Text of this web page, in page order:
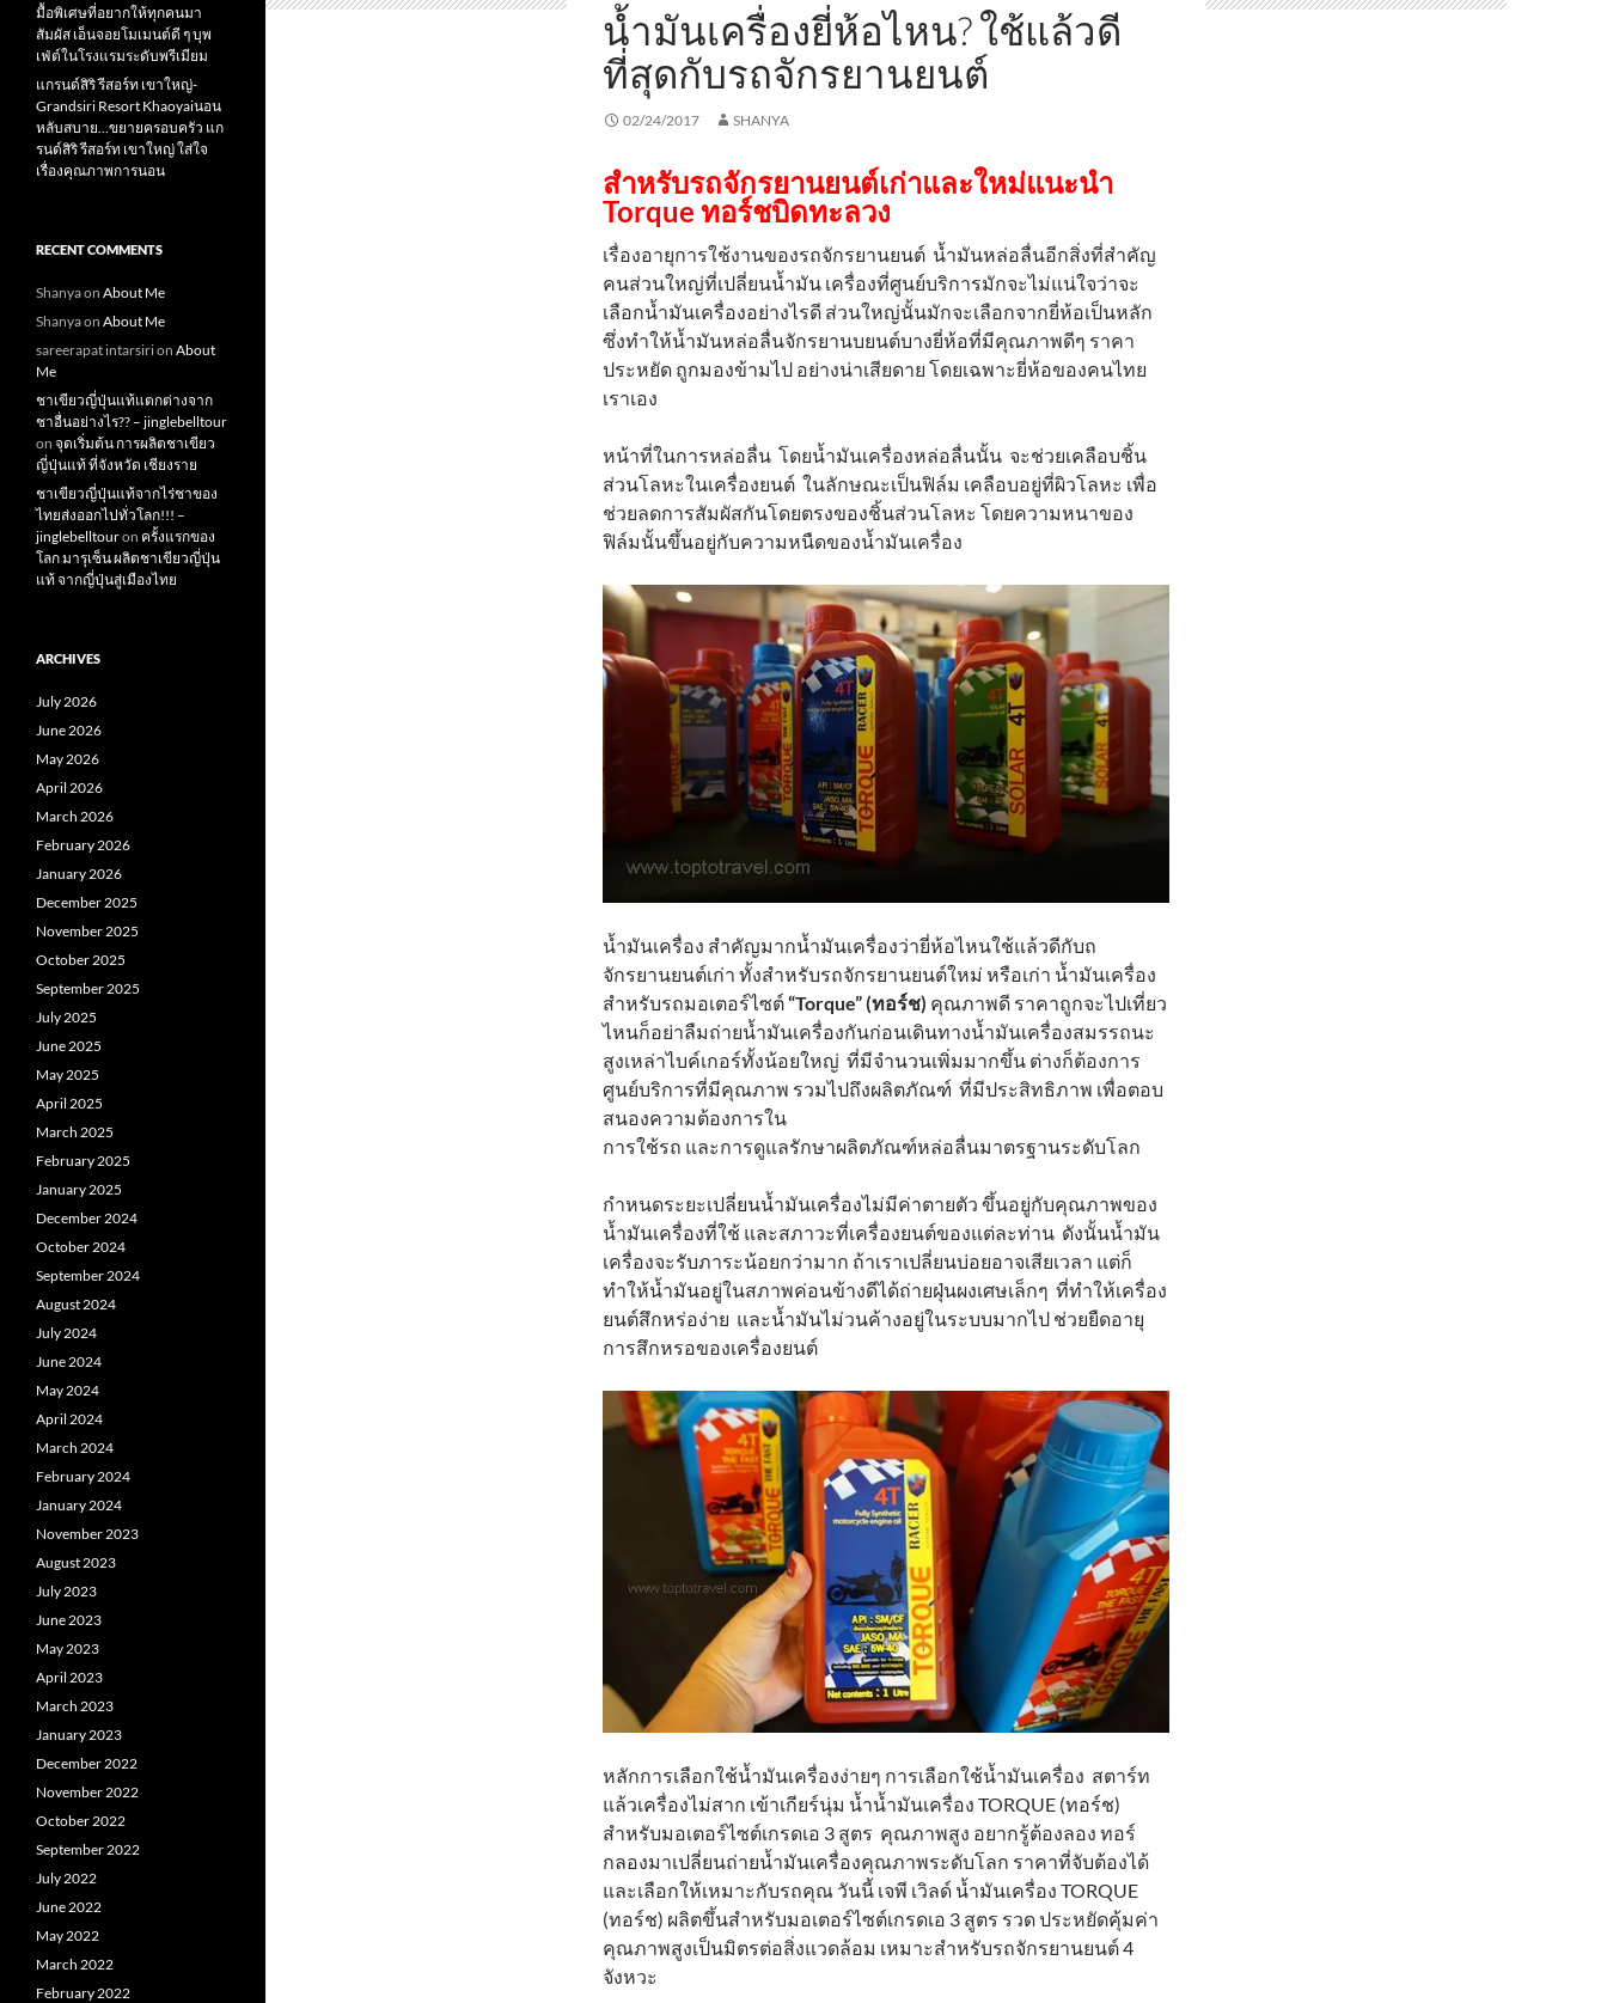
น้ำมันเครื่องยี่ห้อไหน? ใช้แล้วดี
ที่สุดกับรถจักรยานยนต์
02/24/2017 SHANYA
สำหรับรถจักรยานยนต์เก่าและใหม่แนะนำ
Torque ทอร์ชบิดทะลวง
เรื่องอายุการใช้งานของรถจักรยานยนต์ น้ำมันหล่อลื่นอีกสิ่งที่สำคัญ
คนส่วนใหญ่ที่เปลี่ยนน้ำมัน เครื่องที่ศูนย์บริการมักจะไม่แน่ใจว่าจะ
เลือกน้ำมันเครื่องอย่างไรดี ส่วนใหญ่นั้นมักจะเลือกจากยี่ห้อเป็นหลัก
ซึ่งทำให้น้ำมันหล่อลื่นจักรยานบยนต์บางยี่ห้อที่มีคุณภาพดีๆ ราคา
ประหยัด ถูกมองข้ามไป อย่างน่าเสียดาย โดยเฉพาะยี่ห้อของคนไทย
เราเอง
หน้าที่ในการหล่อลื่น โดยน้ำมันเครื่องหล่อลื่นนั้น จะช่วยเคลือบชิ้น
ส่วนโลหะในเครื่องยนต์ ในลักษณะเป็นฟิล์ม เคลือบอยู่ที่ผิวโลหะ เพื่อ
ช่วยลดการสัมผัสกันโดยตรงของชิ้นส่วนโลหะ โดยความหนาของ
ฟิล์มนั้นขึ้นอยู่กับความหนืดของน้ำมันเครื่อง
น้ำมันเครื่อง สำคัญมากน้ำมันเครื่องว่ายี่ห้อไหนใช้แล้วดีกับถ
จักรยานยนต์เก่า ทั้งสำหรับรถจักรยานยนต์ใหม่ หรือเก่า น้ำมันเครื่อง
สำหรับรถมอเตอร์ไซต์“Torque” (ทอร์ช) คุณภาพดี ราคาถูกจะไปเที่ยว
ไหนก็อย่าลืมถ่ายน้ำมันเครื่องกันก่อนเดินทางน้ำมันเครื่องสมรรถนะ
สูงเหล่าไบค์เกอร์ทั้งน้อยใหญ่ ที่มีจำนวนเพิ่มมากขึ้น ต่างก็ต้องการ
ศูนย์บริการที่มีคุณภาพ รวมไปถึงผลิตภัณฑ์ ที่มีประสิทธิภาพ เพื่อตอบ
สนองความต้องการใน
การใช้รถ และการดูแลรักษาผลิตภัณฑ์หล่อลื่นมาตรฐานระดับโลก
กำหนดระยะเปลี่ยนน้ำมันเครื่องไม่มีค่าตายตัว ขึ้นอยู่กับคุณภาพของ
น้ำมันเครื่องที่ใช้ และสภาวะที่เครื่องยนต์ของแต่ละท่าน ดังนั้นน้ำมัน
เครื่องจะรับภาระน้อยกว่ามาก ถ้าเราเปลี่ยนบ่อยอาจเสียเวลา แต่ก็
ทำให้น้ำมันอยู่ในสภาพค่อนข้างดีได้ถ่ายฝุ่นผงเศษเล็กๆ ที่ทำให้เครื่อง
ยนต์สึกหร่อง่าย และน้ำมันไม่วนค้างอยู่ในระบบมากไป ช่วยยืดอายุ
การสึกหรอของเครื่องยนต์
หลักการเลือกใช้น้ำมันเครื่องง่ายๆ การเลือกใช้น้ำมันเครื่อง สตาร์ท
แล้วเครื่องไม่สาก เข้าเกียร์นุ่ม น้ำน้ำมันเครื่อง TORQUE (ทอร์ช)
สำหรับมอเตอร์ไซต์เกรดเอ 3 สูตร คุณภาพสูง อยากรู้ต้องลอง ทอร์
กลองมาเปลี่ยนถ่ายน้ำมันเครื่องคุณภาพระดับโลก ราคาที่จับต้องได้
และเลือกให้เหมาะกับรถคุณ วันนี้ เจพี เวิลด์ น้ำมันเครื่อง TORQUE
(ทอร์ช) ผลิตขึ้นสำหรับมอเตอร์ไซต์เกรดเอ 3 สูตร รวด ประหยัดคุ้มค่า
คุณภาพสูงเป็นมิตรต่อสิ่งแวดล้อม เหมาะสำหรับรถจักรยานยนต์ 4
จังหวะ
มื้อพิเศษที่อยากให้ทุกคนมา
สัมผัส เอ็นจอยโมเมนต์ดี ๆ บุพ
เฟ่ต์ในโรงแรมระดับพรีเมียม
แกรนด์สิริ​ รีสอร์ท​ เขาใหญ่​-
Grandsiri​ Resort​ Khaoyaiนอน
หลับสบาย…ขยายครอบครัว แก
รนด์สิริ รีสอร์ท เขาใหญ่ ใส่ใจ
เรื่องคุณภาพการนอน
RECENT COMMENTS
Shanyaon About Me
Shanyaon About Me
sareerapat intarsirion About
Me
ชาเขียวญี่ปุ่นแท้แตกต่างจาก
ชาอื่นอย่างไร?? – jinglebelltour
on จุดเริ่มต้น การผลิตชาเขียว
ญี่ปุ่นแท้ ที่จังหวัด เชียงราย
ชาเขียวญี่ปุ่นแท้จากไร่ชาของ
ไทยส่งออกไปทั่วโลก!!! –
jinglebelltouron ครั้งแรกของ
โลก มารุเซ็น ผลิตชาเขียวญี่ปุ่น
แท้ จากญี่ปุ่นสู่เมืองไทย
ARCHIVES
July 2026
June 2026
May 2026
April 2026
March 2026
February 2026
January 2026
December 2025
November 2025
October 2025
September 2025
July 2025
June 2025
May 2025
April 2025
March 2025
February 2025
January 2025
December 2024
October 2024
September 2024
August 2024
July 2024
June 2024
May 2024
April 2024
March 2024
February 2024
January 2024
November 2023
August 2023
July 2023
June 2023
May 2023
April 2023
March 2023
January 2023
December 2022
November 2022
October 2022
September 2022
July 2022
June 2022
May 2022
March 2022
February 2022